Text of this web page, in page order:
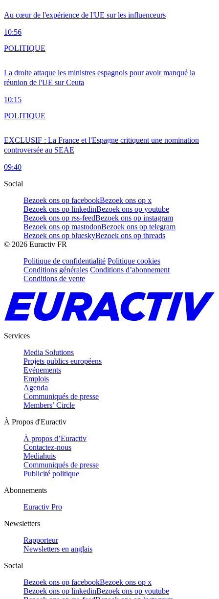
Au cœur de l'expérience de l'UE sur les influenceurs
10:56
La droite attaque les ministres espagnols pour avoir manqué la
réunion de l'UE sur Ceuta
10:15
POLITIQUE
EXCLUSIF : La France et l'Espagne critiquent une nomination
controversée au SEAE
09:40
POLITIQUE
Social
Bezoek ons op facebookBezoek ons op x
Bezoek ons op linkedinBezoek ons op youtube
Bezoek ons op rss-feedBezoek ons op instagram
Bezoek ons op mastodonBezoek ons op telegram
Bezoek ons op blueskyBezoek ons op threads
© 2026 Euractiv FR
Politique de confidentialité Politique cookies
Conditions générales Conditions d’abonnement
Conditions de vente
Services
Media Solutions
Projets publics européens
Evénements
Emplois
Agenda
Communiqués de presse
Members’ Circle
À Propos d'Euractiv
À propos d’Euractiv
Contactez-nous
Mediahuis
Communiqués de presse
Publicité politique
Abonnements
Euractiv Pro
Newsletters
Rapporteur
Newsletters en anglais
Social
Bezoek ons op facebookBezoek ons op x
Bezoek ons op linkedinBezoek ons op youtube